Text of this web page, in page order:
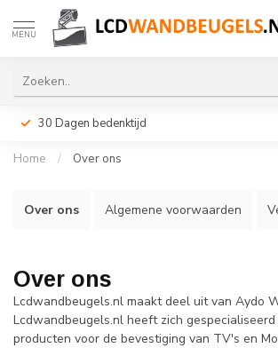
MENU
30 Dagen bedenktijd
Home / Over ons
Over ons Algemene voorwaarden
Over ons
Lcdwandbeugels.nl maakt deel uit van Aydo
Lcdwandbeugels.nl heeft zich
producten voor de bevestiging van TV's en